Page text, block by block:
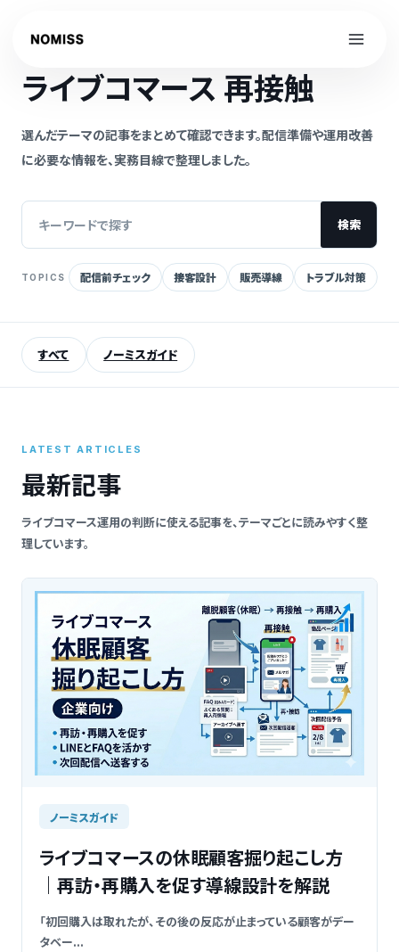
ライブコマース 再接触
選んだテーマの記事をまとめて確認できます。配信準備や運用改善
に必要な情報を、実務目線で整理しました。
事
検索
TOPICS 配信前チェック 接客設計 販売導線 トラブル対策
すべて ノーミスガイド
LATEST ARTICLES
最新記事
ライブコマース運用の判断に使える記事を、テーマごとに読みやすく整
理しています。
ノーミスガイド
ライブコマースの休眠顧客掘り起こし方
｜再訪・再購入を促す導線設計を解説
「初回購入は取れたが、その後の反応が止まっている顧客がデー
タベー...